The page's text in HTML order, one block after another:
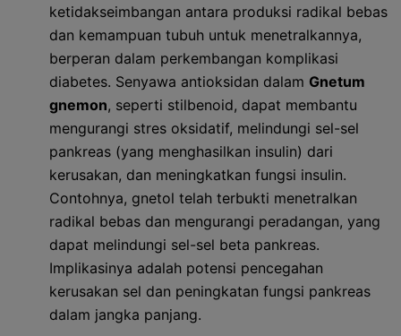
ketidakseimbangan antara produksi radikal bebas
dan kemampuan tubuh untuk menetralkannya,
berperan dalam perkembangan komplikasi
diabetes. Senyawa antioksidan dalam Gnetum
gnemon, seperti stilbenoid, dapat membantu
mengurangi stres oksidatif, melindungi sel-sel
pankreas (yang menghasilkan insulin) dari
kerusakan, dan meningkatkan fungsi insulin.
Contohnya, gnetol telah terbukti menetralkan
radikal bebas dan mengurangi peradangan, yang
dapat melindungi sel-sel beta pankreas.
Implikasinya adalah potensi pencegahan
kerusakan sel dan peningkatan fungsi pankreas
dalam jangka panjang.